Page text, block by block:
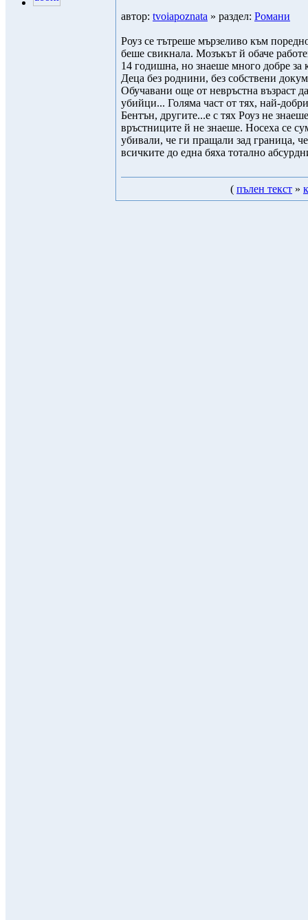
автор: tvoiapoznata » раздел: Романи
Роуз се тътреше мързеливо към
беше свикнала. Мозъкът й обаче
14 годишна, но знаеше много добре за
Деца без роднини, без собствени
Обучавани още от невръстна възраст
убийци... Голяма част от тях, най-
Бентън, другите...е с тях Роуз не
връстниците й не знаеше. Носеха се
убивали, че ги пращали зад граница,
всичките до една бяха тотално
( пълен текст »